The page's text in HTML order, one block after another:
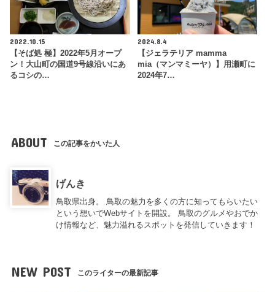
2022.10.15
【そば処 極】2022年5月オープ
ン！大山町の国道9号線沿いにあ
るコシの…
2024.8.4
【ジェラテリア mamma
mia（マンマミーヤ）】用瀬町に
2024年7…
ABOUT この記事をかいた人
げんき
鳥取県出身。 鳥取の魅力を多くの方に知ってもらいたい
という想いでWebサイトを開設。 鳥取のグルメやおでか
け情報など、魅力溢れるスポットを発信していきます！
NEW POST このライターの最新記事